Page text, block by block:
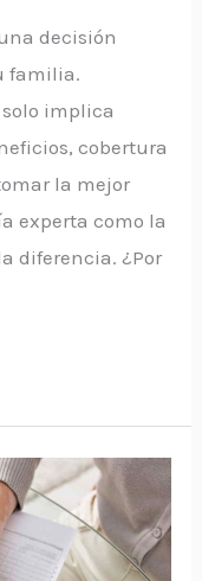
decisión
familia.
solo implica
cobertura
la mejor
experta como la
diferencia. ¿Por